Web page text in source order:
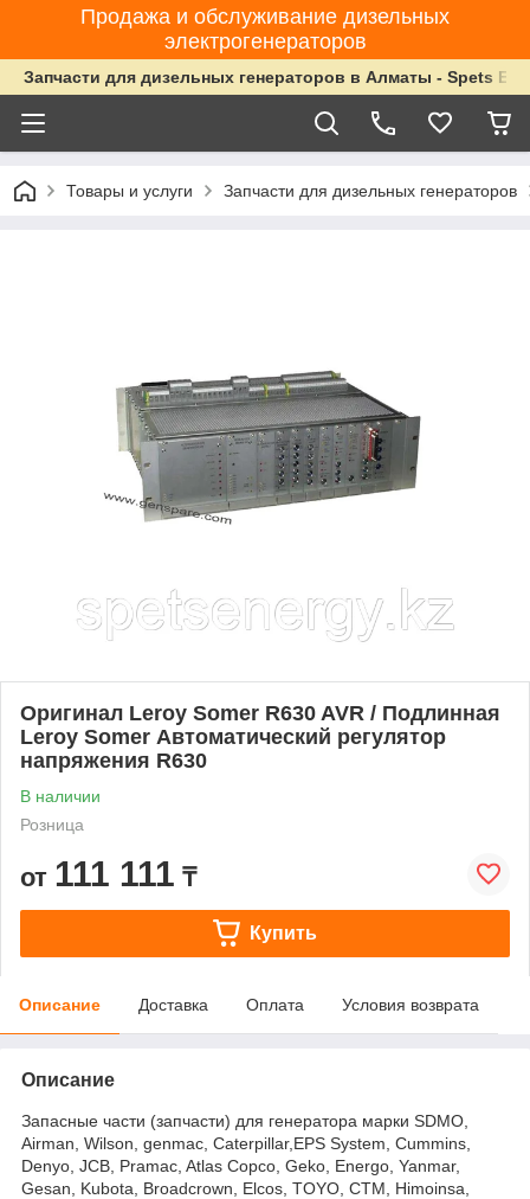
Продажа и обслуживание дизельных
электрогенераторов
Запчасти для дизельных генераторов в Алматы - Spets
Товары и услуги Запчасти для дизельных генераторов
Оригинал Leroy Somer R630 AVR / Подлинная
Leroy Somer Автоматический регулятор
напряжения R630
В наличии
Розница
от 111 111 ₸
Купить
Описание Доставка Оплата Условия возврата
Описание
Запасные части (запчасти) для генератора марки SDMO,
Airman, Wilson, genmac, Caterpillar,EPS System, Cummins,
Denyo, JCB, Pramac, Atlas Copco, Geko, Energo, Yanmar,
Gesan, Kubota, Broadcrown, Elcos, TOYO, CTM, Himoinsa,